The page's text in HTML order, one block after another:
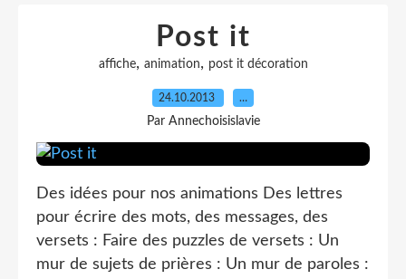
Post it
affiche, animation, post it décoration
24.10.2013 …
Par Annechoisislavie
Des idées pour nos animations Des lettres
pour écrire des mots, des messages, des
versets : Faire des puzzles de versets : Un
mur de sujets de prières : Un mur de paroles :